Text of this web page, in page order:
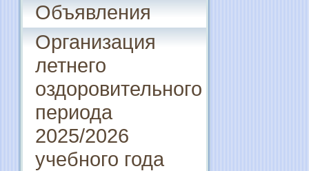
Объявления
Организация
летнего
оздоровительного
периода
2025/2026
учебного года